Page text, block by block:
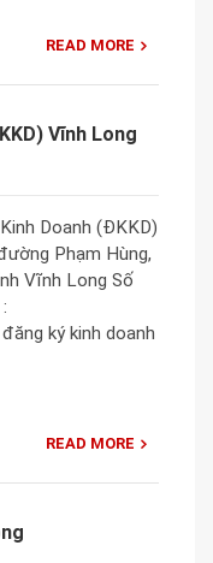
READ MORE
Vĩnh Long
Doanh (ĐKKD)
Phạm Hùng,
Vĩnh Long Số
ký kinh doanh
READ MORE